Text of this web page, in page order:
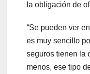
la obligación de
“Se pueden ver
es muy sencillo
seguros tienen la
menos, ese tipo